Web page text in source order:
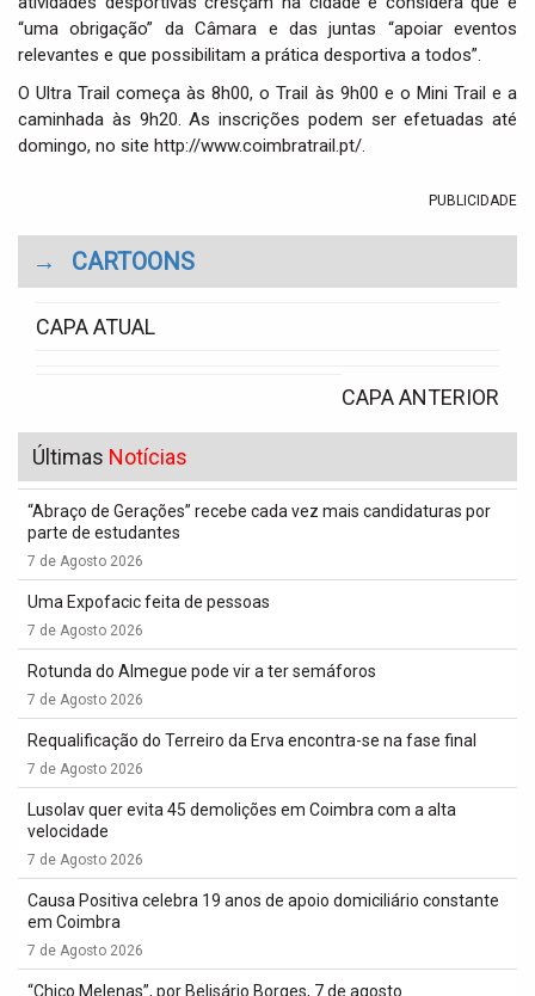
“uma obrigação” da Câmara e das juntas “apoiar eventos
relevantes e que possibilitam a prática desportiva a todos”.
O Ultra Trail começa às 8h00, o Trail às 9h00 e o Mini Trail e a
caminhada às 9h20. As inscrições podem ser efetuadas até
domingo, no site http://www.coimbratrail.pt/.
PUBLICIDADE
→ CARTOONS
CAPA ATUAL
CAPA ANTERIOR
Últimas Notícias
“Abraço de Gerações” recebe cada vez mais candidaturas por
parte de estudantes
7 de Agosto 2026
Uma Expofacic feita de pessoas
7 de Agosto 2026
Rotunda do Almegue pode vir a ter semáforos
7 de Agosto 2026
Requalificação do Terreiro da Erva encontra-se na fase final
7 de Agosto 2026
Lusolav quer evita 45 demolições em Coimbra com a alta
velocidade
7 de Agosto 2026
Causa Positiva celebra 19 anos de apoio domiciliário constante
em Coimbra
7 de Agosto 2026
“Chico Melenas”, por Belisário Borges, 7 de agosto